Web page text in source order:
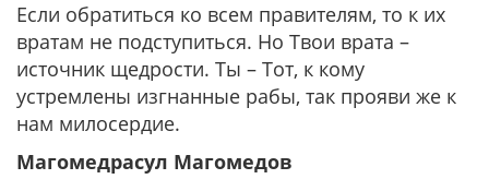
Если обратиться ко всем правителям, то к их
вратам не подступиться. Но Твои врата –
источник щедрости. Ты – Тот, к кому
устремлены изгнанные рабы, так прояви же к
нам милосердие.
Магомедрасул Магомедов